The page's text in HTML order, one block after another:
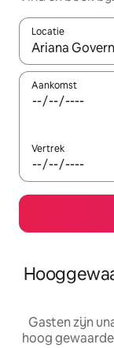
Locatie
Wanneer er
Aankomst
Vertrek
Gasten zijn
hoog